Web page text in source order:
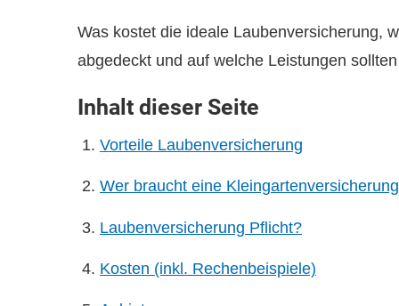
Was kostet die ideale Laubenversicherung,
abgedeckt und auf welche Leistungen
Inhalt dieser Seite
Vorteile Laubenversicherung
Wer braucht eine
Laubenversicherung Pflicht?
Kosten (inkl. Rechenbeispiele)